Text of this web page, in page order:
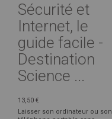
Sécurité et
Internet, le
guide facile -
Destination
Science ...
13,50 €
Laisser son ordinateur ou son